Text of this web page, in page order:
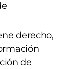
derecho,
de